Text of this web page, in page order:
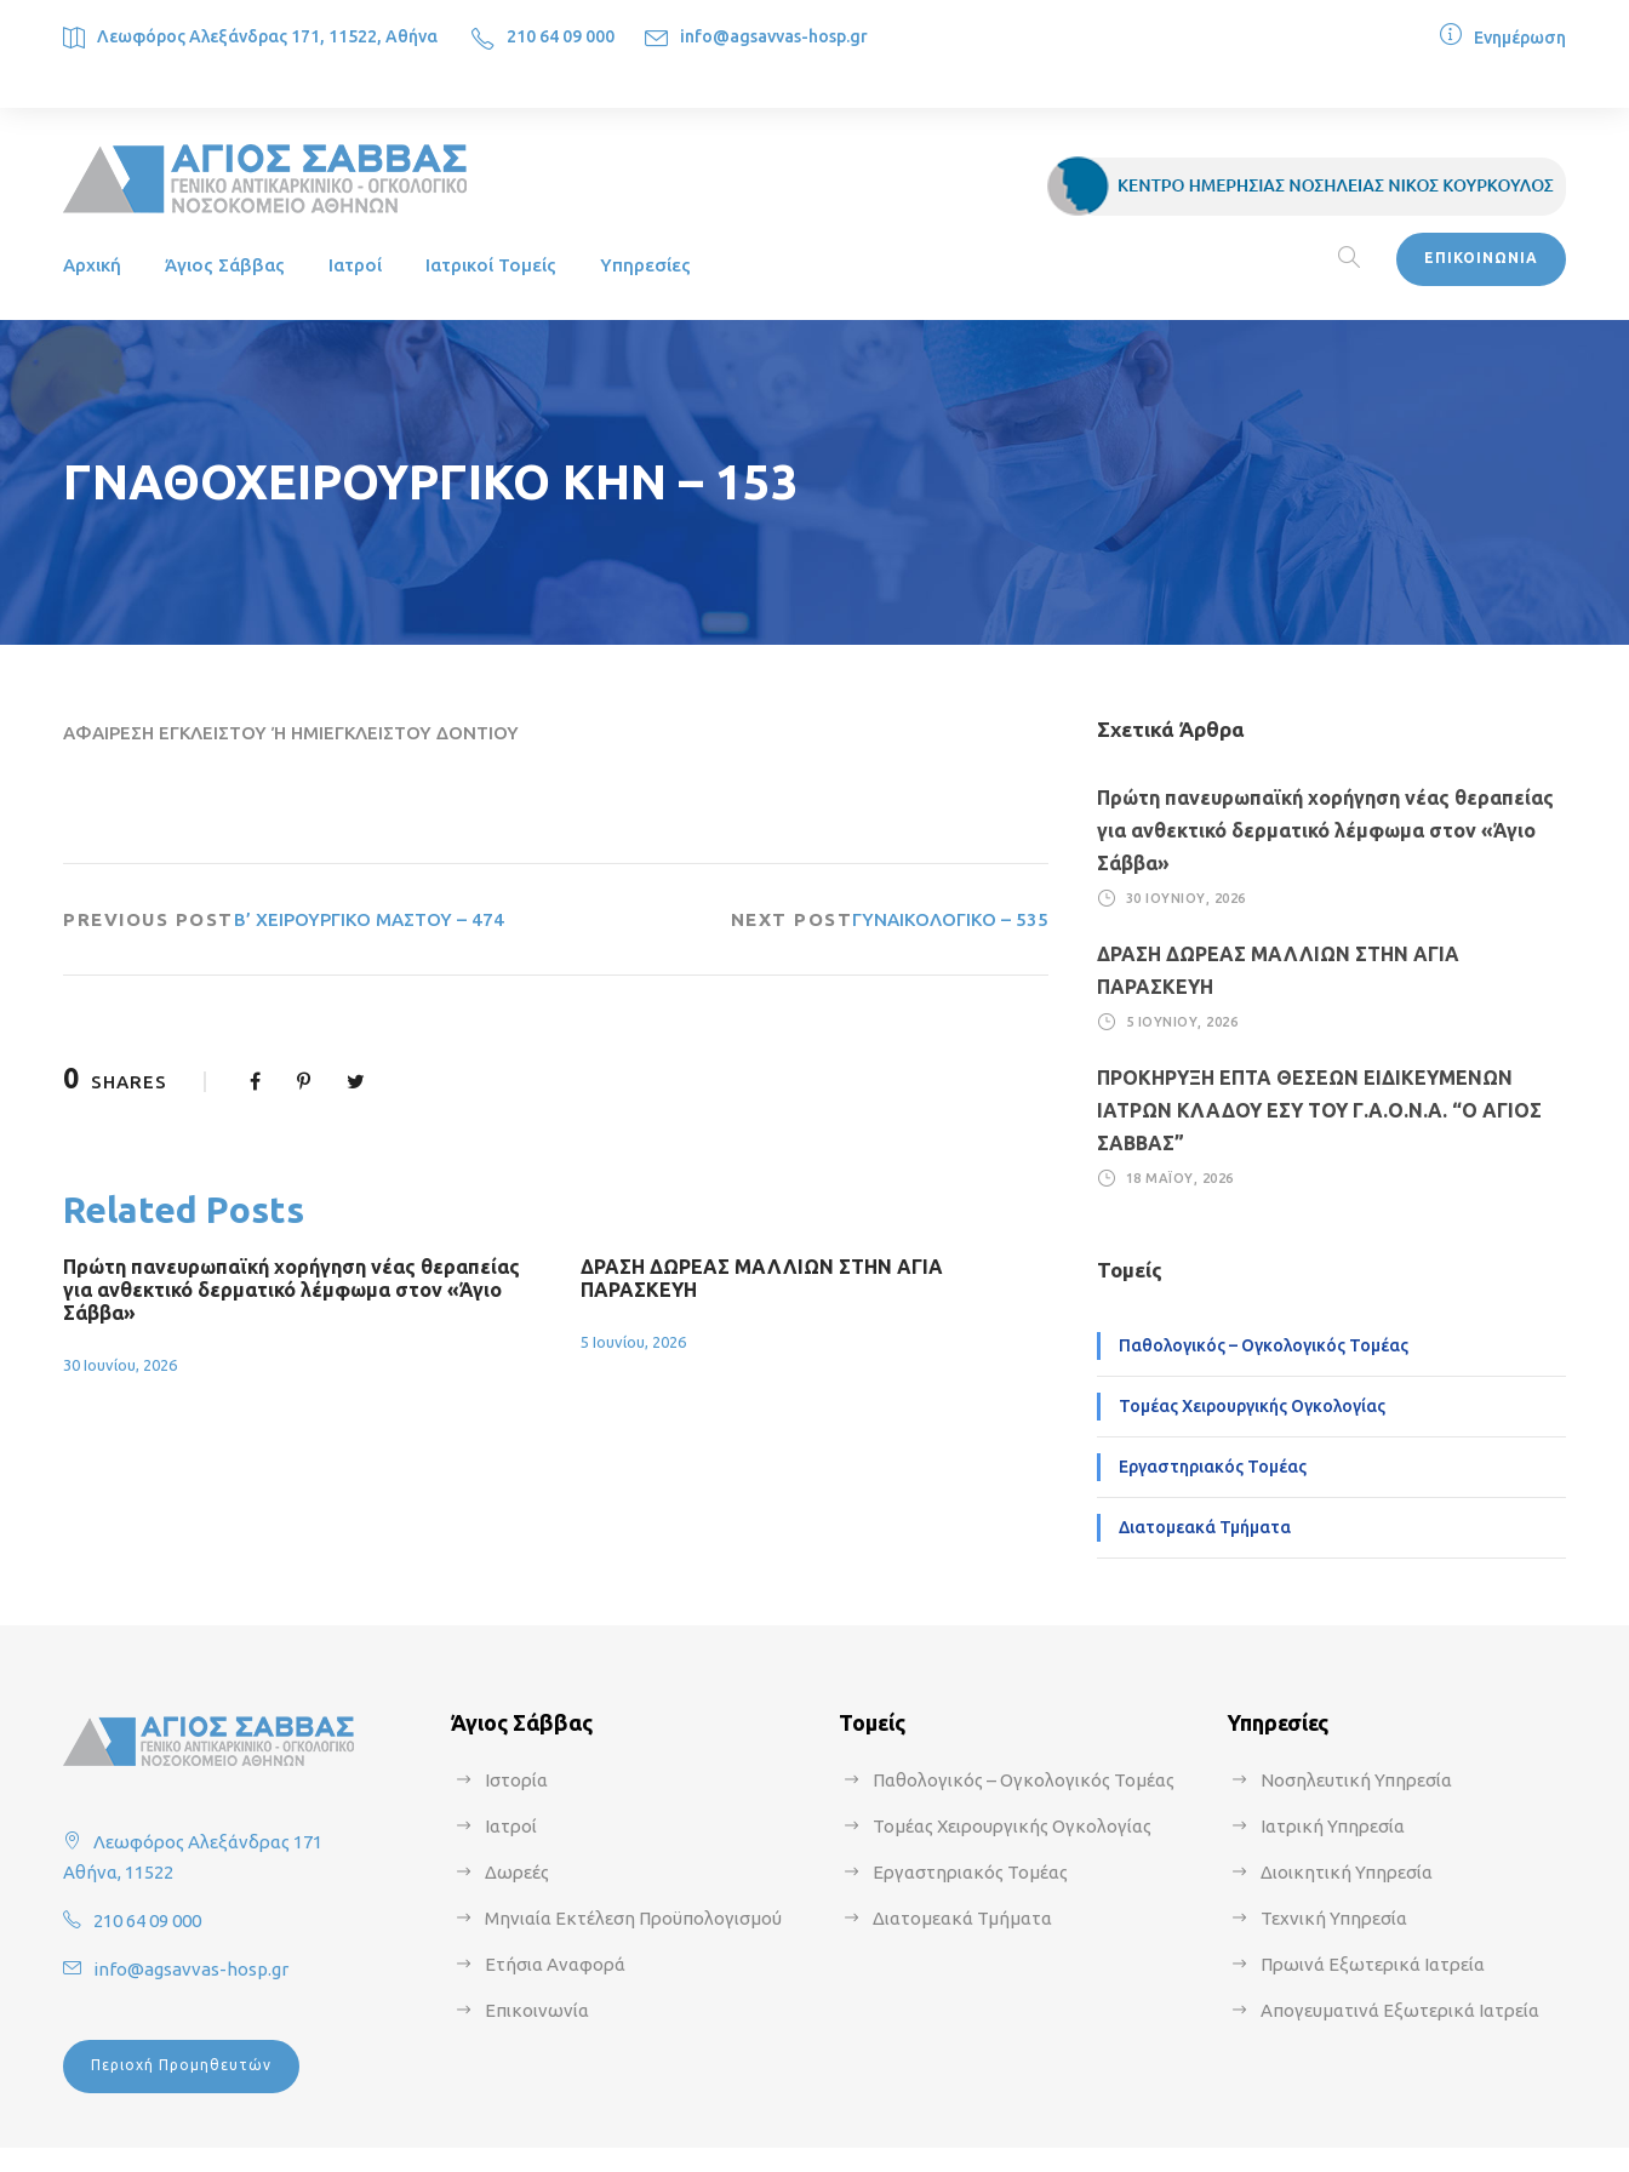
Λεωφόρος Αλεξάνδρας 171, 11522, Αθήνα 210 64 09 000 info@agsavvas-hosp.gr Ενημέρωση
Αρχική Άγιος Σάββας Ιατροί Ιατρικοί Τομείς Υπηρεσίες ΕΠΙΚΟΙΝΩΝΙΑ
ΓΝΑΘΟΧΕΙΡΟΥΡΓΙΚΟ ΚΗΝ – 153
ΑΦΑΙΡΕΣΗ ΕΓΚΛΕΙΣΤΟΥ Ή ΗΜΙΕΓΚΛΕΙΣΤΟΥ ΔΟΝΤΙΟΥ
PREVIOUS POST Β’ ΧΕΙΡΟΥΡΓΙΚΟ ΜΑΣΤΟΥ – 474 NEXT POSTΓΥΝΑΙΚΟΛΟΓΙΚΟ – 535
0 SHARES
Related Posts
Πρώτη πανευρωπαϊκή χορήγηση νέας θεραπείας
για ανθεκτικό δερματικό λέμφωμα στον «Άγιο
Σάββα»
30 Ιουνίου, 2026
ΔΡΑΣΗ ΔΩΡΕΑΣ ΜΑΛΛΙΩΝ ΣΤΗΝ ΑΓΙΑ
ΠΑΡΑΣΚΕΥΗ
5 Ιουνίου, 2026
Σχετικά Άρθρα
Πρώτη πανευρωπαϊκή χορήγηση νέας θεραπείας
για ανθεκτικό δερματικό λέμφωμα στον «Άγιο
Σάββα»
30 ΙΟΥΝΊΟΥ, 2026
ΔΡΑΣΗ ΔΩΡΕΑΣ ΜΑΛΛΙΩΝ ΣΤΗΝ ΑΓΙΑ
ΠΑΡΑΣΚΕΥΗ
5 ΙΟΥΝΊΟΥ, 2026
ΠΡΟΚΗΡΥΞΗ ΕΠΤΑ ΘΕΣΕΩΝ ΕΙΔΙΚΕΥΜΕΝΩΝ
ΙΑΤΡΩΝ ΚΛΑΔΟΥ ΕΣΥ ΤΟΥ Γ.Α.Ο.Ν.Α. “Ο ΑΓΙΟΣ
ΣΑΒΒΑΣ”
18 ΜΑΪ́ΟΥ, 2026
Τομείς
Παθολογικός – Ογκολογικός Τομέας
Τομέας Χειρουργικής Ογκολογίας
Εργαστηριακός Τομέας
Διατομεακά Τμήματα
Λεωφόρος Αλεξάνδρας 171
Αθήνα, 11522
210 64 09 000
info@agsavvas-hosp.gr
Περιοχή Προμηθευτών
Άγιος Σάββας
Ιστορία
Ιατροί
Δωρεές
Μηνιαία Εκτέλεση Προϋπολογισμού
Ετήσια Αναφορά
Επικοινωνία
Τομείς
Παθολογικός – Ογκολογικός Τομέας
Τομέας Χειρουργικής Ογκολογίας
Εργαστηριακός Τομέας
Διατομεακά Τμήματα
Υπηρεσίες
Νοσηλευτική Υπηρεσία
Ιατρική Υπηρεσία
Διοικητική Υπηρεσία
Τεχνική Υπηρεσία
Πρωινά Εξωτερικά Ιατρεία
Απογευματινά Εξωτερικά Ιατρεία